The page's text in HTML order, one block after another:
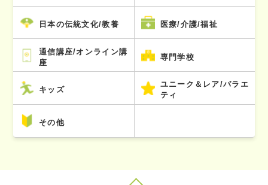
日本の伝統文化/教養 医療/介護/福祉
通信講座/オンライン講
座
専門学校
キッズ
ユニーク＆レア/バラエ
ティ
その他